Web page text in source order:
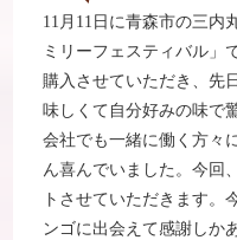
11月11日に青森市の三内
ミリーフェスティバル」
購入させていただき、先
味しくて自分好みの味で
会社でも一緒に働く方々
ん喜んでいました。今回
トさせていただきます。
ンゴに出会えて感謝しか